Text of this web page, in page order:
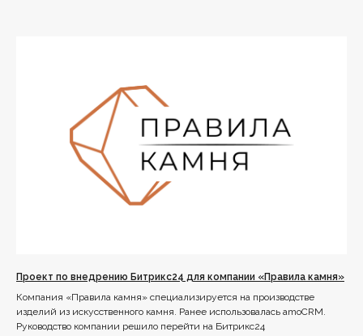
Проект по внедрению Битрикс24 для компании «Правила камня»
Компания «Правила камня» специализируется на производстве
изделий из искусственного камня. Ранее использовалась amoCRM.
Руководство компании решило перейти на Битрикс24